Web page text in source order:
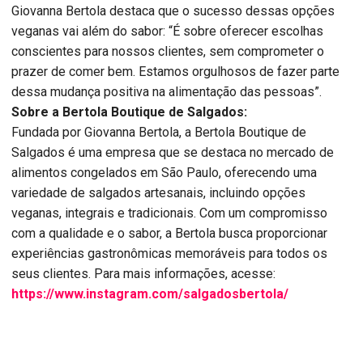
Giovanna Bertola destaca que o sucesso dessas opções
veganas vai além do sabor: “É sobre oferecer escolhas
conscientes para nossos clientes, sem comprometer o
prazer de comer bem. Estamos orgulhosos de fazer parte
dessa mudança positiva na alimentação das pessoas”.
Sobre a Bertola Boutique de Salgados:
Fundada por Giovanna Bertola, a Bertola Boutique de
Salgados é uma empresa que se destaca no mercado de
alimentos congelados em São Paulo, oferecendo uma
variedade de salgados artesanais, incluindo opções
veganas, integrais e tradicionais. Com um compromisso
com a qualidade e o sabor, a Bertola busca proporcionar
experiências gastronômicas memoráveis para todos os
seus clientes. Para mais informações, acesse:
https://www.instagram.com/salgadosbertola/